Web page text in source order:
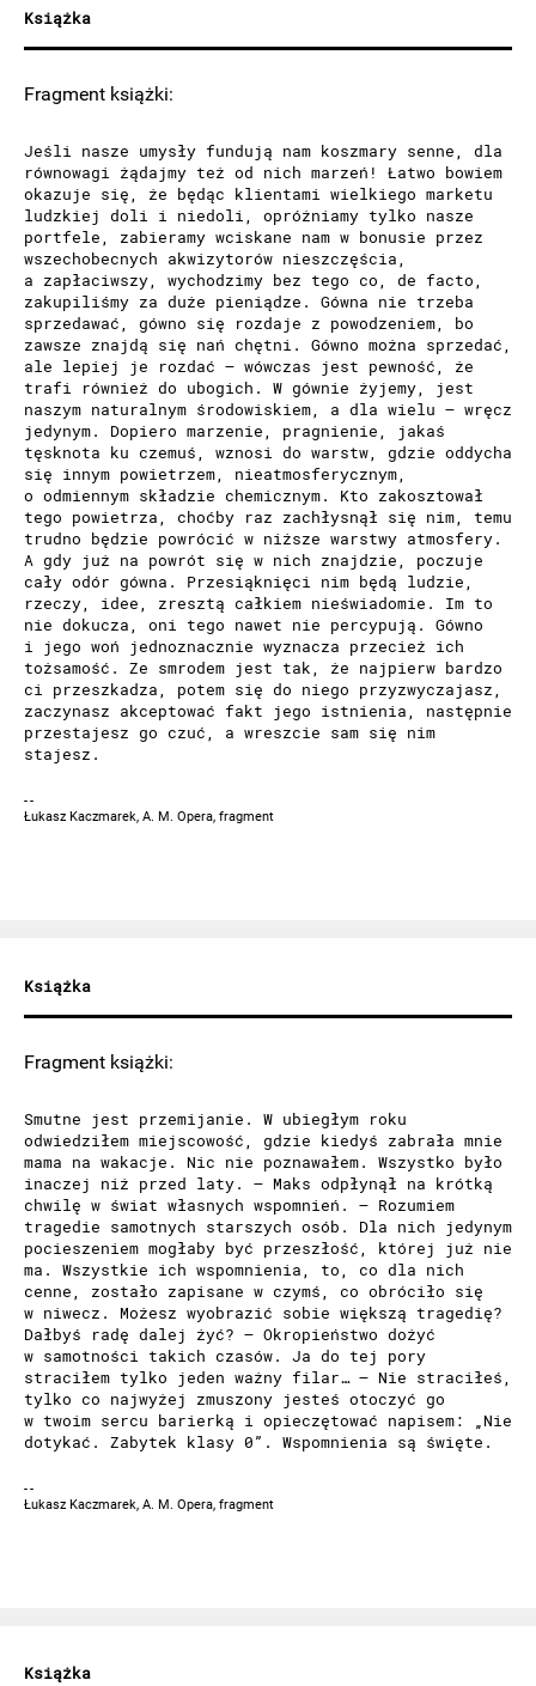
Książka
Fragment książki:
Jeśli nasze umysły fundują nam koszmary senne, dla
równowagi żądajmy też od nich marzeń! Łatwo bowiem
okazuje się, że będąc klientami wielkiego marketu
ludzkiej doli i niedoli, opróżniamy tylko nasze
portfele, zabieramy wciskane nam w bonusie przez
wszechobecnych akwizytorów nieszczęścia,
a zapłaciwszy, wychodzimy bez tego co, de facto,
zakupiliśmy za duże pieniądze. Gówna nie trzeba
sprzedawać, gówno się rozdaje z powodzeniem, bo
zawsze znajdą się nań chętni. Gówno można sprzedać,
ale lepiej je rozdać – wówczas jest pewność, że
trafi również do ubogich. W gównie żyjemy, jest
naszym naturalnym środowiskiem, a dla wielu – wręcz
jedynym. Dopiero marzenie, pragnienie, jakaś
tęsknota ku czemuś, wznosi do warstw, gdzie oddycha
się innym powietrzem, nieatmosferycznym,
o odmiennym składzie chemicznym. Kto zakosztował
tego powietrza, choćby raz zachłysnął się nim, temu
trudno będzie powrócić w niższe warstwy atmosfery.
A gdy już na powrót się w nich znajdzie, poczuje
cały odór gówna. Przesiąknięci nim będą ludzie,
rzeczy, idee, zresztą całkiem nieświadomie. Im to
nie dokucza, oni tego nawet nie percypują. Gówno
i jego woń jednoznacznie wyznacza przecież ich
tożsamość. Ze smrodem jest tak, że najpierw bardzo
ci przeszkadza, potem się do niego przyzwyczajasz,
zaczynasz akceptować fakt jego istnienia, następnie
przestajesz go czuć, a wreszcie sam się nim
stajesz.
Łukasz Kaczmarek, A. M. Opera, fragment
Książka
Fragment książki:
Smutne jest przemijanie. W ubiegłym roku
odwiedziłem miejscowość, gdzie kiedyś zabrała mnie
mama na wakacje. Nic nie poznawałem. Wszystko było
inaczej niż przed laty. – Maks odpłynął na krótką
chwilę w świat własnych wspomnień. – Rozumiem
tragedie samotnych starszych osób. Dla nich jedynym
pocieszeniem mogłaby być przeszłość, której już nie
ma. Wszystkie ich wspomnienia, to, co dla nich
cenne, zostało zapisane w czymś, co obróciło się
w niwecz. Możesz wyobrazić sobie większą tragedię?
Dałbyś radę dalej żyć? – Okropieństwo dożyć
w samotności takich czasów. Ja do tej pory
straciłem tylko jeden ważny filar… – Nie straciłeś,
tylko co najwyżej zmuszony jesteś otoczyć go
w twoim sercu barierką i opieczętować napisem: „Nie
dotykać. Zabytek klasy 0”. Wspomnienia są święte.
Łukasz Kaczmarek, A. M. Opera, fragment
Książka